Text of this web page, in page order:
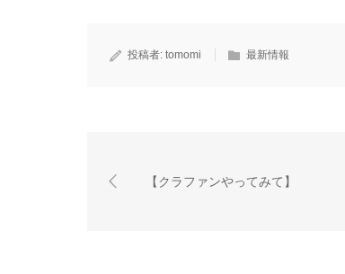
投稿者: tomomi 最新情報
【クラファンやってみて】